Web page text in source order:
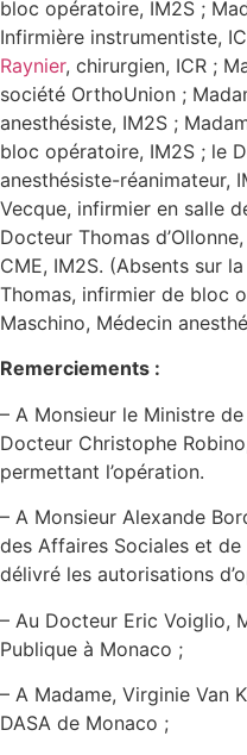
bloc opératoire, IM2S ;
Infirmière instrumentiste,
Raynier, chirurgien, ICR ;
société OrthoUnion ;
anesthésiste, IM2S ;
bloc opératoire, IM2S ; le
anesthésiste-réanimateur,
Vecque, infirmier en salle
Docteur Thomas
CME, IM2S. (Absents sur
Thomas, infirmier de bloc
Maschino, Médecin
Remerciements :
– A Monsieur le Ministre
Docteur Christophe
permettant l’opération.
– A Monsieur Alexande
des Affaires Sociales et
délivré les autorisations
– Au Docteur Eric Voiglio,
Publique à Monaco ;
– A Madame, Virginie Van
DASA de Monaco ;